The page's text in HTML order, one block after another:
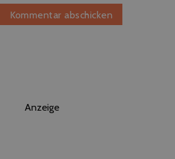
Anzeige